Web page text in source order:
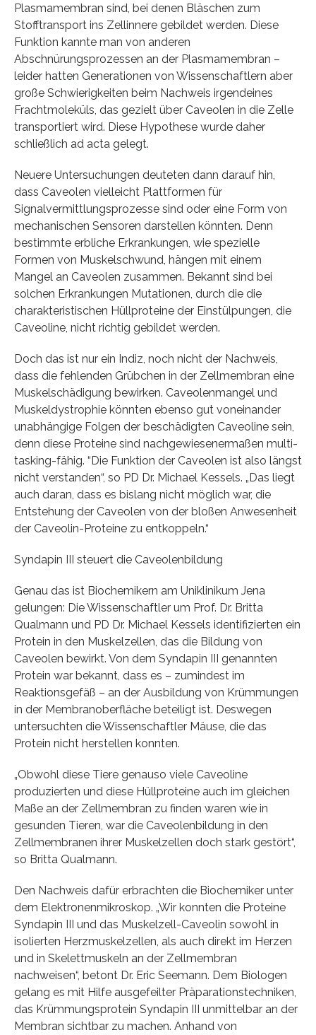
Plasmamembran sind, bei denen Bläschen zum
Stofftransport ins Zellinnere gebildet werden. Diese
Funktion kannte man von anderen
Abschnürungsprozessen an der Plasmamembran –
leider hatten Generationen von Wissenschaftlern aber
große Schwierigkeiten beim Nachweis irgendeines
Frachtmoleküls, das gezielt über Caveolen in die Zelle
transportiert wird. Diese Hypothese wurde daher
schließlich ad acta gelegt.
Neuere Untersuchungen deuteten dann darauf hin,
dass Caveolen vielleicht Plattformen für
Signalvermittlungsprozesse sind oder eine Form von
mechanischen Sensoren darstellen könnten. Denn
bestimmte erbliche Erkrankungen, wie spezielle
Formen von Muskelschwund, hängen mit einem
Mangel an Caveolen zusammen. Bekannt sind bei
solchen Erkrankungen Mutationen, durch die die
charakteristischen Hüllproteine der Einstülpungen, die
Caveoline, nicht richtig gebildet werden.
Doch das ist nur ein Indiz, noch nicht der Nachweis,
dass die fehlenden Grübchen in der Zellmembran eine
Muskelschädigung bewirken. Caveolenmangel und
Muskeldystrophie könnten ebenso gut voneinander
unabhängige Folgen der beschädigten Caveoline sein,
denn diese Proteine sind nachgewiesenermaßen multi-
tasking-fähig. “Die Funktion der Caveolen ist also längst
nicht verstanden“, so PD Dr. Michael Kessels. „Das liegt
auch daran, dass es bislang nicht möglich war, die
Entstehung der Caveolen von der bloßen Anwesenheit
der Caveolin-Proteine zu entkoppeln.“
Syndapin III steuert die Caveolenbildung
Genau das ist Biochemikern am Uniklinikum Jena
gelungen: Die Wissenschaftler um Prof. Dr. Britta
Qualmann und PD Dr. Michael Kessels identifizierten ein
Protein in den Muskelzellen, das die Bildung von
Caveolen bewirkt. Von dem Syndapin III genannten
Protein war bekannt, dass es – zumindest im
Reaktionsgefäß – an der Ausbildung von Krümmungen
in der Membranoberfläche beteiligt ist. Deswegen
untersuchten die Wissenschaftler Mäuse, die das
Protein nicht herstellen konnten.
„Obwohl diese Tiere genauso viele Caveoline
produzierten und diese Hüllproteine auch im gleichen
Maße an der Zellmembran zu finden waren wie in
gesunden Tieren, war die Caveolenbildung in den
Zellmembranen ihrer Muskelzellen doch stark gestört“,
so Britta Qualmann.
Den Nachweis dafür erbrachten die Biochemiker unter
dem Elektronenmikroskop. „Wir konnten die Proteine
Syndapin III und das Muskelzell-Caveolin sowohl in
isolierten Herzmuskelzellen, als auch direkt im Herzen
und in Skelettmuskeln an der Zellmembran
nachweisen“, betont Dr. Eric Seemann. Dem Biologen
gelang es mit Hilfe ausgefeilter Präparationstechniken,
das Krümmungsprotein Syndapin III unmittelbar an der
Membran sichtbar zu machen. Anhand von